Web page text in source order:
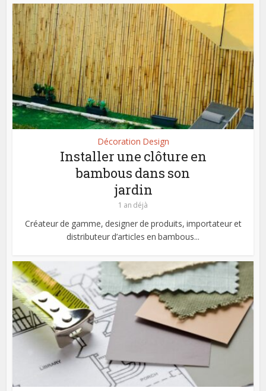
Décoration Design
Installer une clôture en
bambous dans son
jardin
1 an déjà
Créateur de gamme, designer de produits, importateur et
distributeur d’articles en bambous...